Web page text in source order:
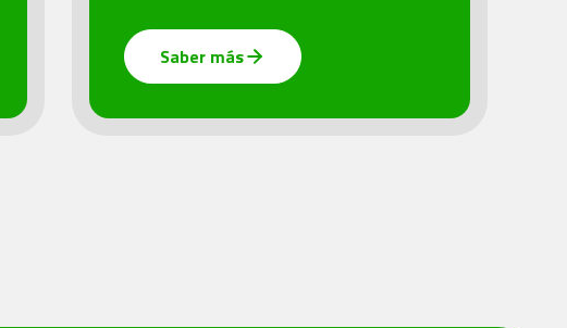
Saber más